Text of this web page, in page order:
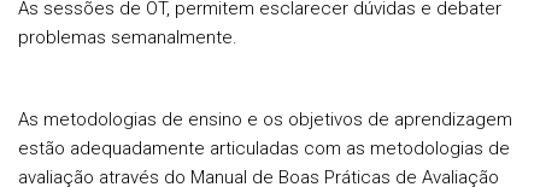
As sessões de OT, permitem esclarecer dúvidas e debater
problemas semanalmente.
As metodologias de ensino e os objetivos de aprendizagem
estão adequadamente articuladas com as metodologias de
avaliação através do Manual de Boas Práticas de Avaliação